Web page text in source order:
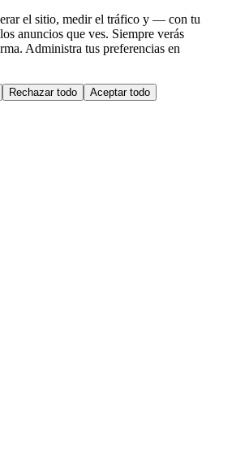
el sitio, medir el tráfico y — con tu
anuncios que ves. Siempre verás
Administra tus preferencias en
Rechazar todo Aceptar todo